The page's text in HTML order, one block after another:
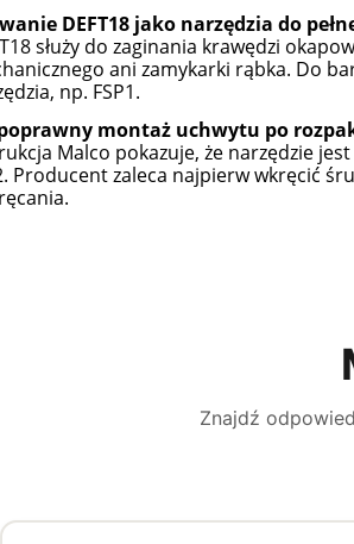
DEFT18 jako narzędzia do
służy do zaginania krawędzi
ani zamykarki rąbka. Do
np. FSP1.
montaż uchwytu po
Malco pokazuje, że narzędzie
Producent zaleca najpierw wkręcić
Znajdź